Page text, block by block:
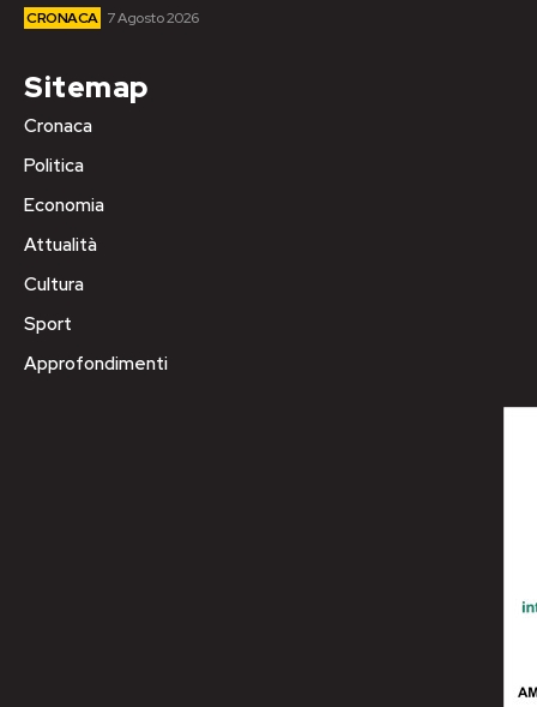
CRONACA 7 Agosto 2026
Sitemap
Cronaca
Politica
Economia
Attualità
Cultura
Sport
Approfondimenti